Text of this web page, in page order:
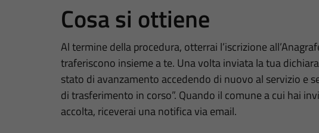
Cosa si ottiene
Al termine della procedura, otterrai l’iscrizione
traferiscono insieme a te. Una volta inviata la tua
stato di avanzamento accedendo di nuovo al servizio e
di trasferimento in corso”. Quando il comune a cui hai
accolta, riceverai una notifica via email.